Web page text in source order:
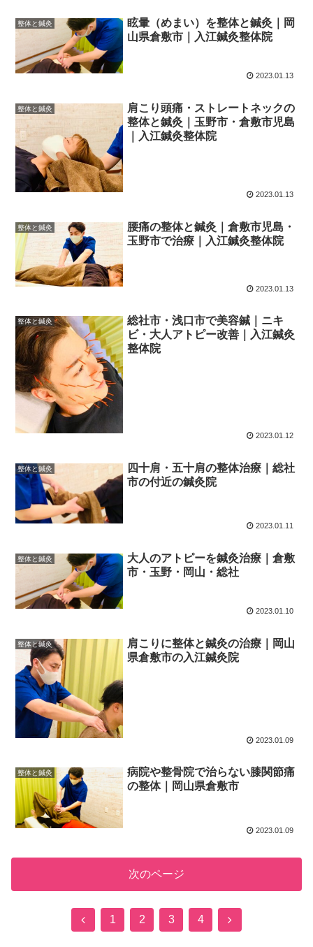
整体と鍼灸
眩暈（めまい）を整体と鍼灸｜岡
山県倉敷市｜入江鍼灸整体院
2023.01.13
整体と鍼灸
肩こり頭痛・ストレートネックの
整体と鍼灸｜玉野市・倉敷市児島
｜入江鍼灸整体院
2023.01.13
整体と鍼灸
腰痛の整体と鍼灸｜倉敷市児島・
玉野市で治療｜入江鍼灸整体院
2023.01.13
整体と鍼灸
総社市・浅口市で美容鍼｜ニキ
ビ・大人アトピー改善｜入江鍼灸
整体院
2023.01.12
整体と鍼灸
四十肩・五十肩の整体治療｜総社
市の付近の鍼灸院
2023.01.11
整体と鍼灸
大人のアトピーを鍼灸治療｜倉敷
市・玉野・岡山・総社
2023.01.10
整体と鍼灸
肩こりに整体と鍼灸の治療｜岡山
県倉敷市の入江鍼灸院
2023.01.09
整体と鍼灸
病院や整骨院で治らない膝関節痛
の整体｜岡山県倉敷市
2023.01.09
次のページ
前
1 2 3 4
次